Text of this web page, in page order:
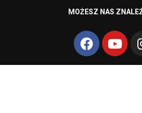
MOŻESZ NAS